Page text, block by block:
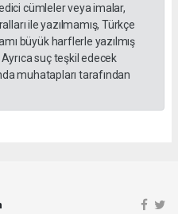
cümleler veya imalar,
ile yazılmamış, Türkçe
büyük harflerle yazılmış
suç teşkil edecek
muhatapları tarafından